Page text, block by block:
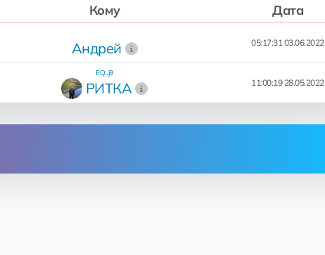
Кому
Дата
Андрей 05:17:31 03.06.2022
РИТКА
EQ...j9
11:00:19 28.05.2022